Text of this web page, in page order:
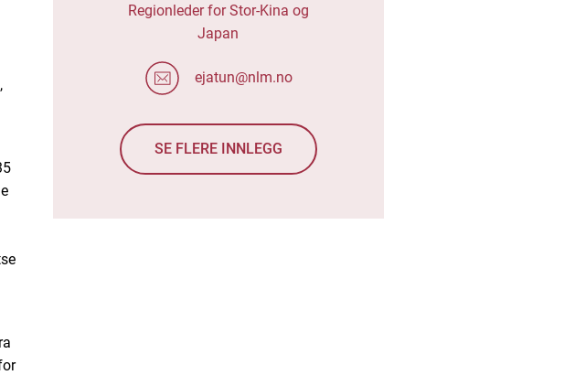
Regionleder for Stor-Kina og
Japan
ejatun@nlm.no
SE FLERE INNLEGG